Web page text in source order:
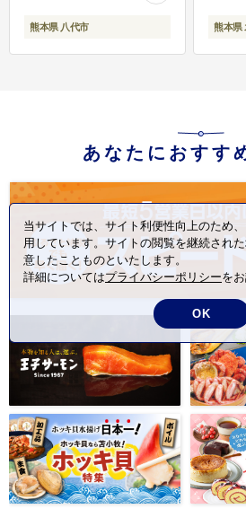
熊本県 八代市 熊本県
あなたにおすす
当サイトでは、サイト利便性向上のため
用しています。サイトの閲覧を継続され
意したことものといたします。
詳細についてはプライバシーポリシーを
OK